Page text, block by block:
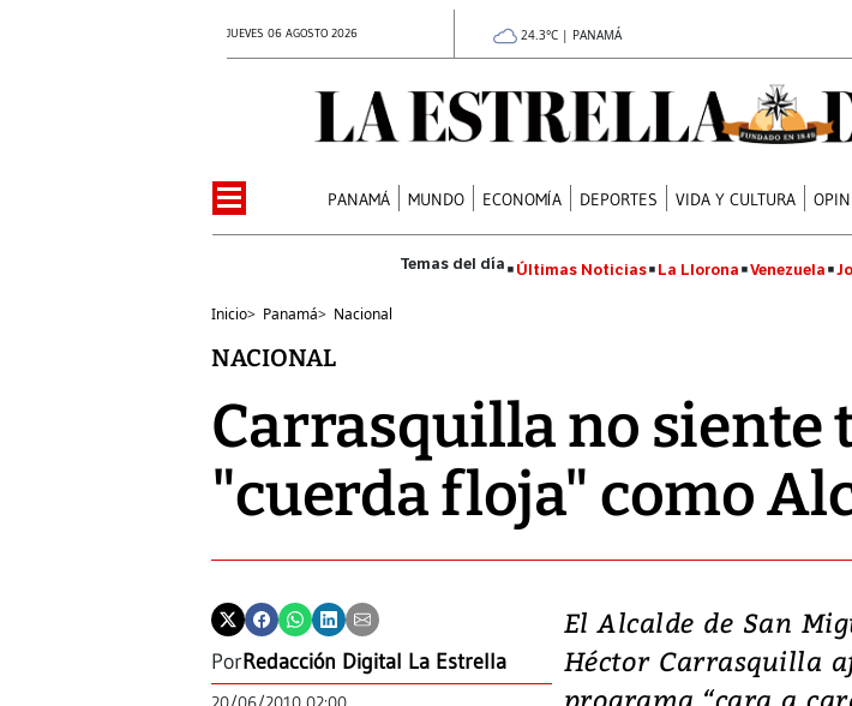
JUEVES 06 AGOSTO 2026 24.3°C | PANAMÁ
PANAMÁ MUNDO ECONOMÍA DEPORTES VIDA Y CULTURA
Últimas Noticias La Llorona Venezuela
Inicio> Panamá> Nacional
NACIONAL
Carrasquilla no siente
"cuerda floja" como
PorRedacción Digital La Estrella
El Alcalde de San
Héctor Carrasquilla
programa “cara a
Video,
deja heridos